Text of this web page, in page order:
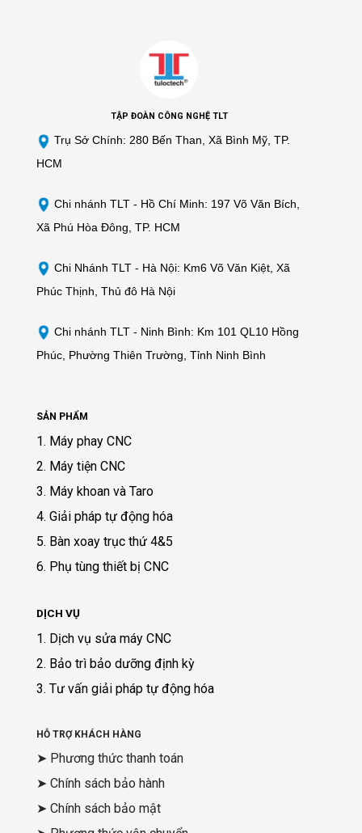
TẬP ĐOÀN CÔNG NGHỆ TLT
Trụ Sở Chính: 280 Bến Than, Xã Bình Mỹ, TP.
HCM
Chi nhánh TLT - Hồ Chí Minh: 197 Võ Văn Bích,
Xã Phú Hòa Đông, TP. HCM
Chi Nhánh TLT - Hà Nội: Km6 Võ Văn Kiệt, Xã
Phúc Thịnh, Thủ đô Hà Nội
Chi nhánh TLT - Ninh Bình: Km 101 QL10 Hồng
Phúc, Phường Thiên Trường, Tỉnh Ninh Bình
SẢN PHẨM
1. Máy phay CNC
2. Máy tiện CNC
3. Máy khoan và Taro
4. Giải pháp tự động hóa
5. Bàn xoay trục thứ 4&5
6. Phụ tùng thiết bị CNC
DỊCH VỤ
1. Dịch vụ sửa máy CNC
2. Bảo trì bảo dưỡng định kỳ
3. Tư vấn giải pháp tự động hóa
HỖ TRỢ KHÁCH HÀNG
➤ Phương thức thanh toán
➤ Chính sách bảo hành
➤ Chính sách bảo mật